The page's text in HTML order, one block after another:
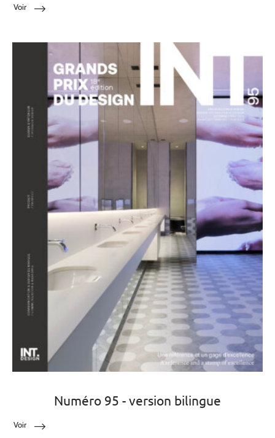
Voir
Numéro 95 - version bilingue
Voir